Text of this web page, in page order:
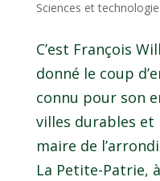
Sciences et
C’est François
donné le coup
connu pour son
villes durables et
maire de
La Petite-Patrie,